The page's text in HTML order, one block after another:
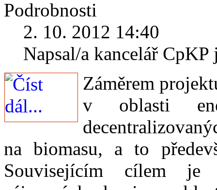
Podrobnosti
2. 10. 2012 14:40
Napsal/a kancelář
Záměrem
v oblasti
na biomasu, a to
Souvisejícím cílem je